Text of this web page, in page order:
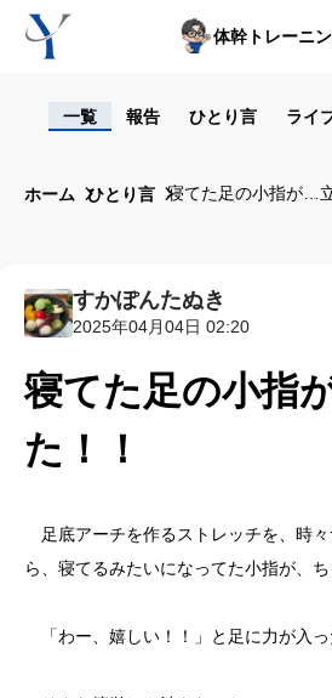
体幹トレーニン
一覧 報告 ひとり言 ライ
ホーム ひとり言 寝てた足の小指が…
すかぽんたぬき
2025年04月04日 02:20
寝てた足の小指
た！！
足底アーチを作るストレッチを、時
ら、寝てるみたいになってた小指が、ち
「わー、嬉しい！！」と足に力が入
ライブレッスン
入会方法
トップ画面ガイド
利用規約